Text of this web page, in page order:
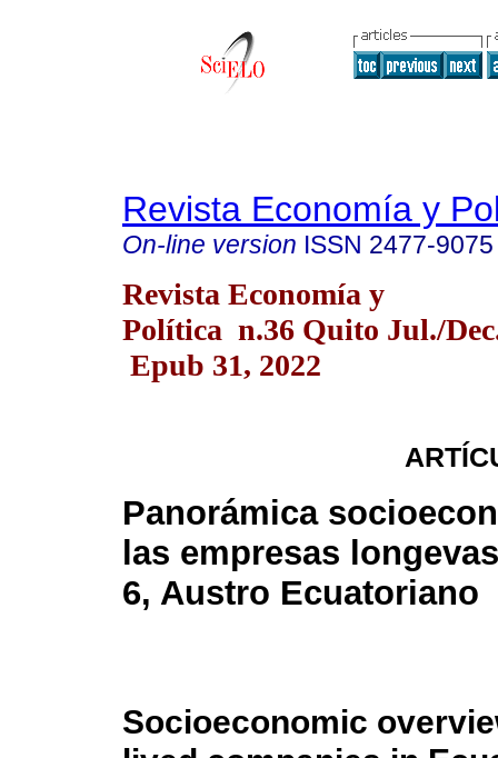
Revista Economía y
On-line version ISSN 2477-9075
Revista Economía y
Política n.36 Quito Jul./
Epub 31, 2022
Panorámica
las empresas
6, Austro Ecuatoriano
Socioeconomic